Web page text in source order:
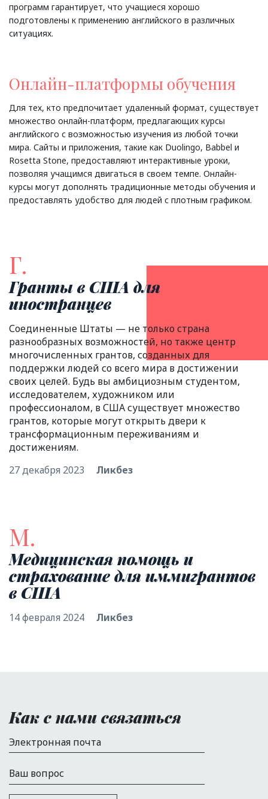
программ гарантирует, что учащиеся хорошо
подготовлены к применению английского в различных
ситуациях.
Онлайн-платформы обучения
Для тех, кто предпочитает удаленный формат, существует
множество онлайн-платформ, предлагающих курсы
английского с возможностью изучения из любой точки
мира. Сайты и приложения, такие как Duolingo, Babbel и
Rosetta Stone, предоставляют интерактивные уроки,
позволяя учащимся двигаться в своем темпе. Онлайн-
курсы могут дополнять традиционные методы обучения и
предоставлять удобство для людей с плотным графиком.
Г.
Гранты в США для
иностранцев
Соединенные Штаты — не только страна
разнообразных возможностей, но также центр
многочисленных грантов, созданных для
поддержки людей со всего мира в достижении
своих целей. Будь вы амбициозным студентом,
исследователем, художником или
профессионалом, в США существует множество
грантов, которые могут открыть двери к
трансформационным переживаниям и
достижениям.
27 декабря 2023
Ликбез
М.
Медицинская помощь и
страхование для иммигрантов
в США
14 февраля 2024 Ликбез
Как с нами связаться
Электронная почта
Ваш вопрос